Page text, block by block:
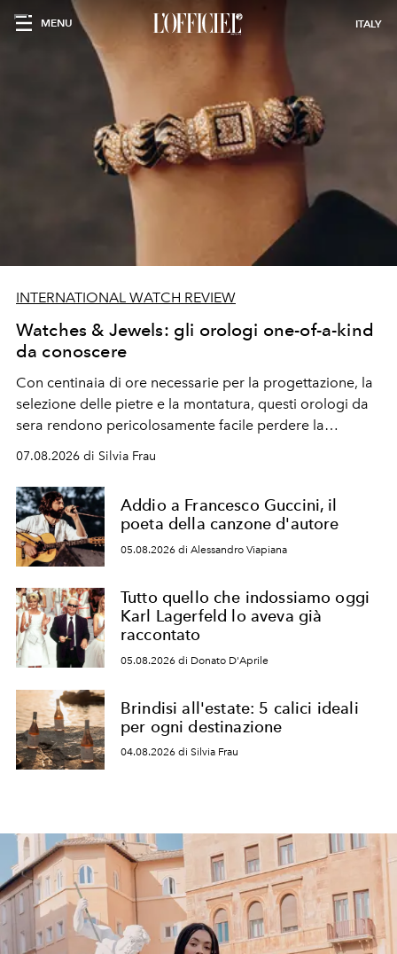
MENU ITALY
INTERNATIONAL WATCH REVIEW
Watches & Jewels: gli orologi one-of-a-kind
da conoscere
Con centinaia di ore necessarie per la progettazione, la
selezione delle pietre e la montatura, questi orologi da
sera rendono pericolosamente facile perdere la
cognizione del tempo. Ma con quadranti così
07.08.2026 di Silvia Frau
Addio a Francesco Guccini, il
poeta della canzone d'autore
05.08.2026 di Alessandro Viapiana
Tutto quello che indossiamo oggi
Karl Lagerfeld lo aveva già
raccontato
05.08.2026 di Donato D'Aprile
Brindisi all'estate: 5 calici ideali
per ogni destinazione
04.08.2026 di Silvia Frau